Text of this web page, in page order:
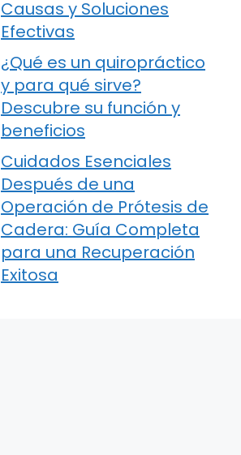
Causas y Soluciones
Efectivas
¿Qué es un quiropráctico
y para qué sirve?
Descubre su función y
beneficios
Cuidados Esenciales
Después de una
Operación de Prótesis de
Cadera: Guía Completa
para una Recuperación
Exitosa